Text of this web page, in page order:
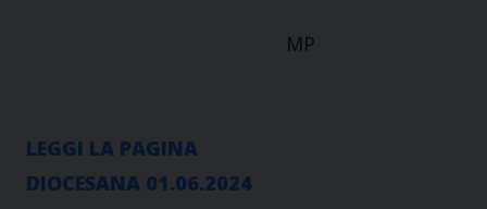
MP
LEGGI LA PAGINA
DIOCESANA 01.06.2024